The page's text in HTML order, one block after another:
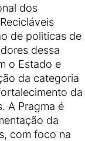
dos
de politicas de
dessa
o Estado e
da categoria
da
A Pragma é
da
com foco na